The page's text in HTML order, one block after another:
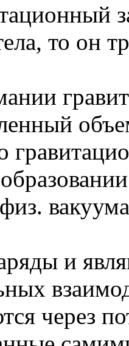
то он
и
через